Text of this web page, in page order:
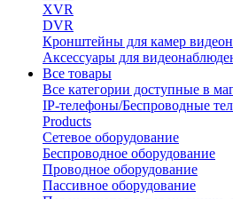
XVR
DVR
Кронштейны для камер
Аксессуары для
Все товары
Все категории доступные в
IP-телефоны/Беспроводные
Products
Сетевое оборудование
Беспроводное оборудование
Проводное оборудование
Пассивное оборудование